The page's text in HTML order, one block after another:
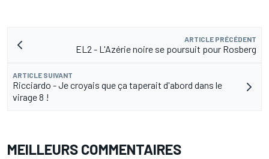
ARTICLE PRÉCÉDENT
EL2 - L'Azérie noire se poursuit pour Rosberg
ARTICLE SUIVANT
Ricciardo - Je croyais que ça taperait d'abord dans le
virage 8 !
MEILLEURS COMMENTAIRES